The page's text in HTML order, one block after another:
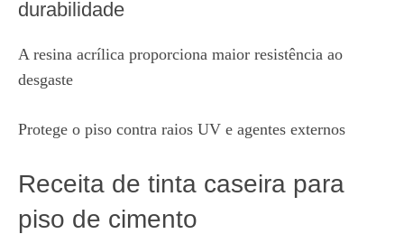
durabilidade
A resina acrílica proporciona maior resistência ao
desgaste
Protege o piso contra raios UV e agentes externos
Receita de tinta caseira para
piso de cimento